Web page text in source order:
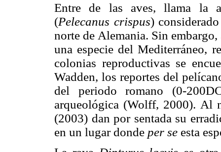
Entre de las aves, llama la
(Pelecanus crispus)
norte de Alemania. Sin
una especie del Mediterráneo,
colonias reproductivas se
Wadden, los reportes del
del periodo romano (0-
arqueológica (Wolff, 2000). Al
(2003) dan por sentada su
en un lugar donde per se esta